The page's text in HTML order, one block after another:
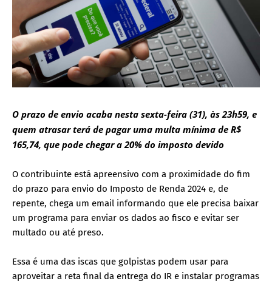
O prazo de envio acaba nesta sexta-feira (31), às 23h59, e
quem atrasar terá de pagar uma multa mínima de R$
165,74, que pode chegar a 20% do imposto devido
O contribuinte está apreensivo com a proximidade do fim
do prazo para envio do Imposto de Renda 2024 e, de
repente, chega um email informando que ele precisa baixar
um programa para enviar os dados ao fisco e evitar ser
multado ou até preso.
Essa é uma das iscas que golpistas podem usar para
aproveitar a reta final da entrega do IR e instalar programas